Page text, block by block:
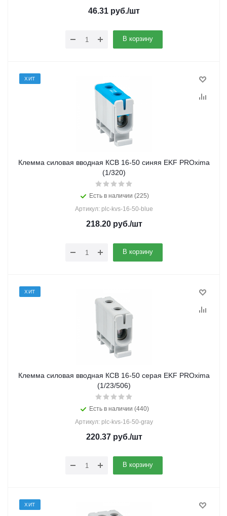
46.31 руб./шт
В корзину
ХИТ
Клемма силовая вводная КСВ 16-50 синяя EKF PROxima
(1/320)
Есть в наличии (225)
Артикул: plc-kvs-16-50-blue
218.20руб./шт
В корзину
ХИТ
Клемма силовая вводная КСВ 16-50 серая EKF PROxima
(1/23/506)
Есть в наличии (440)
Артикул: plc-kvs-16-50-gray
220.37руб./шт
В корзину
ХИТ